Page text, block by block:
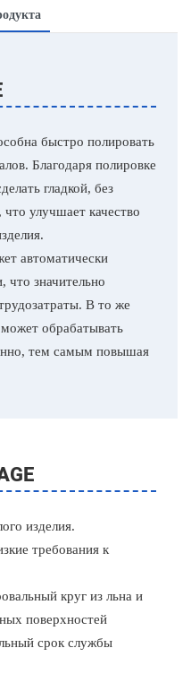
быстро полировать
Благодаря полировке
гладкой, без
улучшает качество
автоматически
что значительно
В то же
обрабатывать
тем самым повышая
изделия.
требования к
круг из льна и
поверхностей
срок службы